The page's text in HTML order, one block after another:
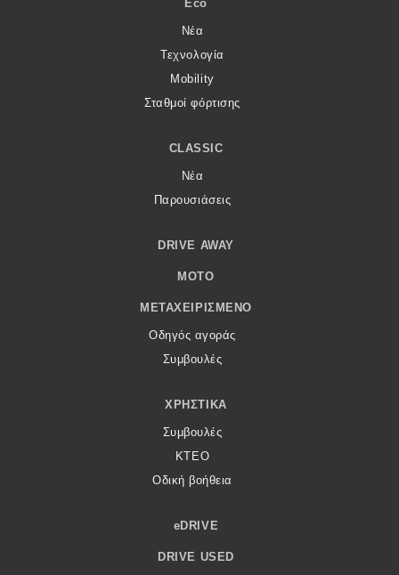
Eco
Νέα
Τεχνολογία
Mobility
Σταθμοί φόρτισης
CLASSIC
Νέα
Παρουσιάσεις
DRIVE AWAY
MOTO
ΜΕΤΑΧΕΙΡΙΣΜΈΝΟ
Οδηγός αγοράς
Συμβουλές
ΧΡΗΣΤΙΚΆ
Συμβουλές
ΚΤΕΟ
Οδική βοήθεια
eDRIVE
DRIVE USED